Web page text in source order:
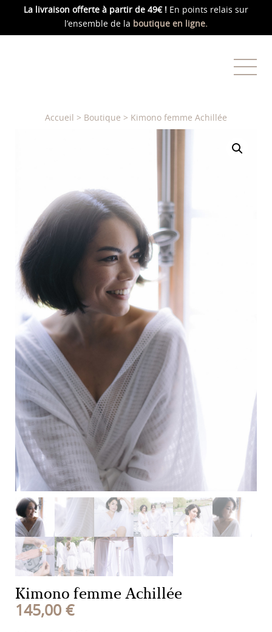
La livraison offerte à partir de 49€ ! En points relais sur
l’ensemble de la boutique en ligne.
Accueil > Boutique > Kimono femme Achillée
Kimono femme Achillée
145,00 €